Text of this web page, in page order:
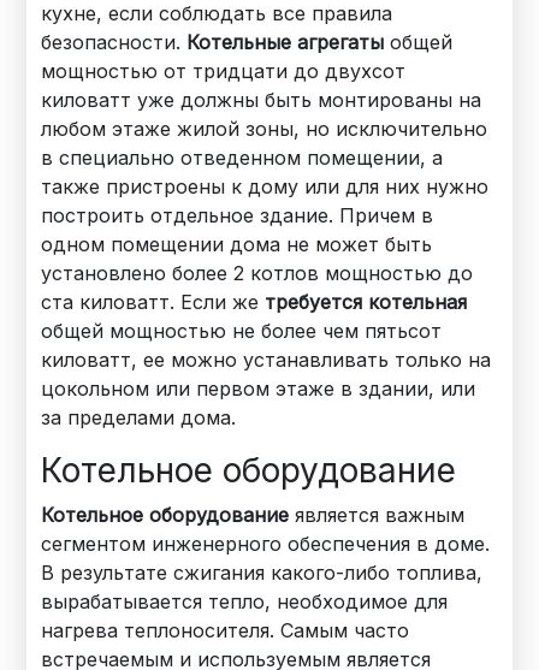
кухне, если соблюдать все правила
безопасности. Котельные агрегаты общей
мощностью от тридцати до двухсот
киловатт уже должны быть монтированы на
любом этаже жилой зоны, но исключительно
в специально отведенном помещении, а
также пристроены к дому или для них нужно
построить отдельное здание. Причем в
одном помещении дома не может быть
установлено более 2 котлов мощностью до
ста киловатт. Если же требуется котельная
общей мощностью не более чем пятьсот
киловатт, ее можно устанавливать только на
цокольном или первом этаже в здании, или
за пределами дома.
Котельное оборудование
Котельное оборудование является важным
сегментом инженерного обеспечения в доме.
В результате сжигания какого-либо топлива,
вырабатывается тепло, необходимое для
нагрева теплоносителя. Самым часто
встречаемым и используемым является